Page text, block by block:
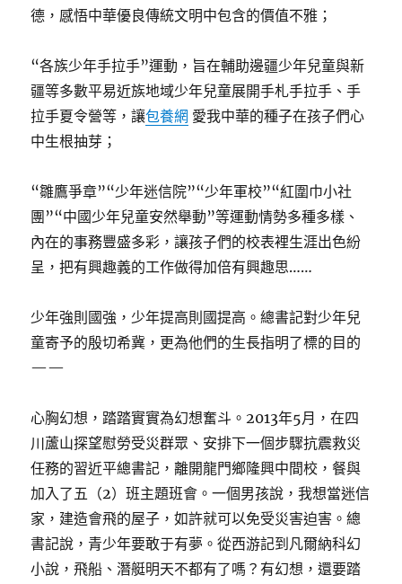
德，感悟中華優良傳統文明中包含的價值不雅；
“各族少年手拉手”運動，旨在輔助邊疆少年兒童與新
疆等多數平易近族地域少年兒童展開手札手拉手、手
拉手夏令營等，讓包養網 愛我中華的種子在孩子們心
中生根抽芽；
“雛鷹爭章”“少年迷信院”“少年軍校”“紅圍巾小社
團”“中國少年兒童安然舉動”等運動情勢多種多樣、
內在的事務豐盛多彩，讓孩子們的校表裡生涯出色紛
呈，把有興趣義的工作做得加倍有興趣思……
少年強則國強，少年提高則國提高。總書記對少年兒
童寄予的殷切希冀，更為他們的生長指明了標的目的
——
心胸幻想，踏踏實實為幻想奮斗。2013年5月，在四
川蘆山探望慰勞受災群眾、安排下一個步驟抗震救災
任務的習近平總書記，離開龍門鄉隆興中間校，餐與
加入了五（2）班主題班會。一個男孩說，我想當迷信
家，建造會飛的屋子，如許就可以免受災害迫害。總
書記說，青少年要敢于有夢。從西游記到凡爾納科幻
小說，飛船、潛艇明天不都有了嗎？有幻想，還要踏